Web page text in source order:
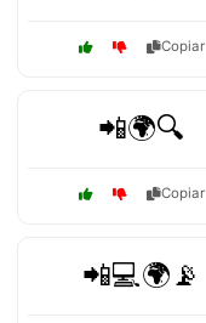
Copiar
📲🌍🔍
Copiar
📲💻🌍📡